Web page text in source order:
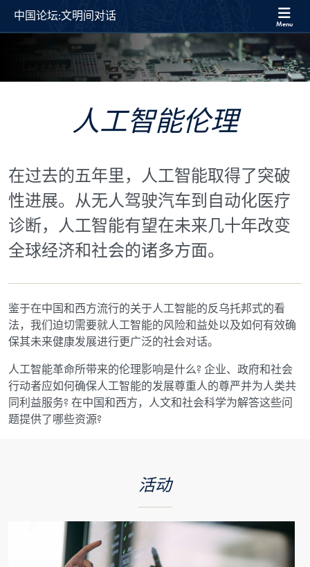
Skip to 中国论坛:文明间对话 Full Site Menu
Skip to main content
中国论坛:文明间对话 Menu
人工智能伦理
在过去的五年里，人工智能取得了突破
性进展。从无人驾驶汽车到自动化医疗
诊断，人工智能有望在未来几十年改变
全球经济和社会的诸多方面。
鉴于在中国和西方流行的关于人工智能的反乌托邦式的看
法，我们迫切需要就人工智能的风险和益处以及如何有效确
保其未来健康发展进行更广泛的社会对话。
人工智能革命所带来的伦理影响是什么? 企业、政府和社会
行动者应如何确保人工智能的发展尊重人的尊严并为人类共
同利益服务? 在中国和西方，人文和社会科学为解答这些问
题提供了哪些资源?
活动